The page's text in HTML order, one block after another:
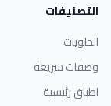
التصنيفات
الحلويات
وصفات سريعة
اطباق رئيسية